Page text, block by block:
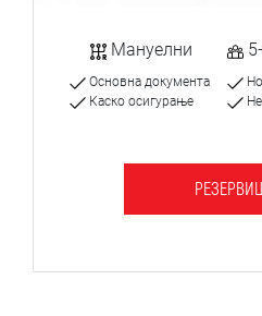
Мануелни
Основна документа
Каско осигурање